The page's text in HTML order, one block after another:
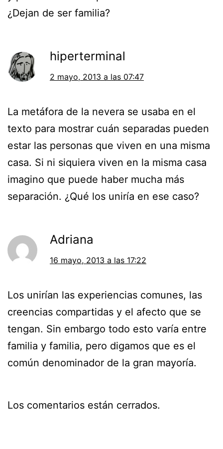
¿Dejan de ser familia?
hiperterminal
2 mayo, 2013 a las 07:47
La metáfora de la nevera se usaba en el
texto para mostrar cuán separadas pueden
estar las personas que viven en una misma
casa. Si ni siquiera viven en la misma casa
imagino que puede haber mucha más
separación. ¿Qué los uniría en ese caso?
Adriana
16 mayo, 2013 a las 17:22
Los unirían las experiencias comunes, las
creencias compartidas y el afecto que se
tengan. Sin embargo todo esto varía entre
familia y familia, pero digamos que es el
común denominador de la gran mayoría.
Los comentarios están cerrados.